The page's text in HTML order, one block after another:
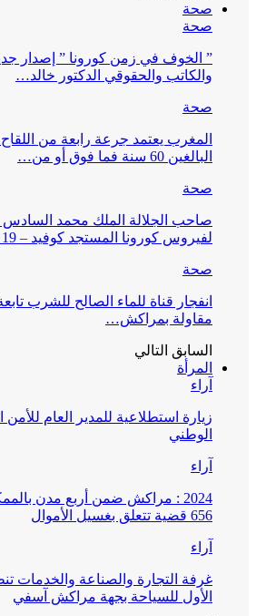
صحة
صحة
” الخوف في زمن كورونا ” إصدار
والكاتب والحقوقي الدكتور خالد…
صحة
المغرب يعتمد جرعة رابعة من
البالغين 60 سنة فما فوق أو من…
صحة
صاحب الجلالة الملك محمد
لفيروس كورونا المستجد كوفيد – 19 ، بدون…
صحة
انفجار قناة للماء الصالح للشرب
مقاولة بمراكش…
السابق التالي
المرأة
آراء
زيارة استطلاعية للمدير العام
الوطني
آراء
2024 : مراكش ضمن أربع مدن
656 قضية تتعلق بغسيل الأموال
آراء
غرفة التجارة والصناعة والخدمات
الأول للسياحة بجهة مراكش آسفي